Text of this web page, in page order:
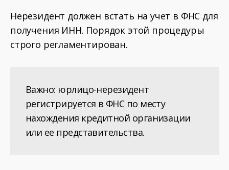
Нерезидент должен встать на учет в ФНС для
получения ИНН. Порядок этой процедуры
строго регламентирован.
Важно: юрлицо-нерезидент
регистрируется в ФНС по месту
нахождения кредитной организации
или ее представительства.